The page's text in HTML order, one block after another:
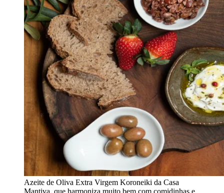
Azeite de Oliva Extra Virgem Koroneiki da Casa
Mantiva, que harmoniza muito bem com comidinhas e